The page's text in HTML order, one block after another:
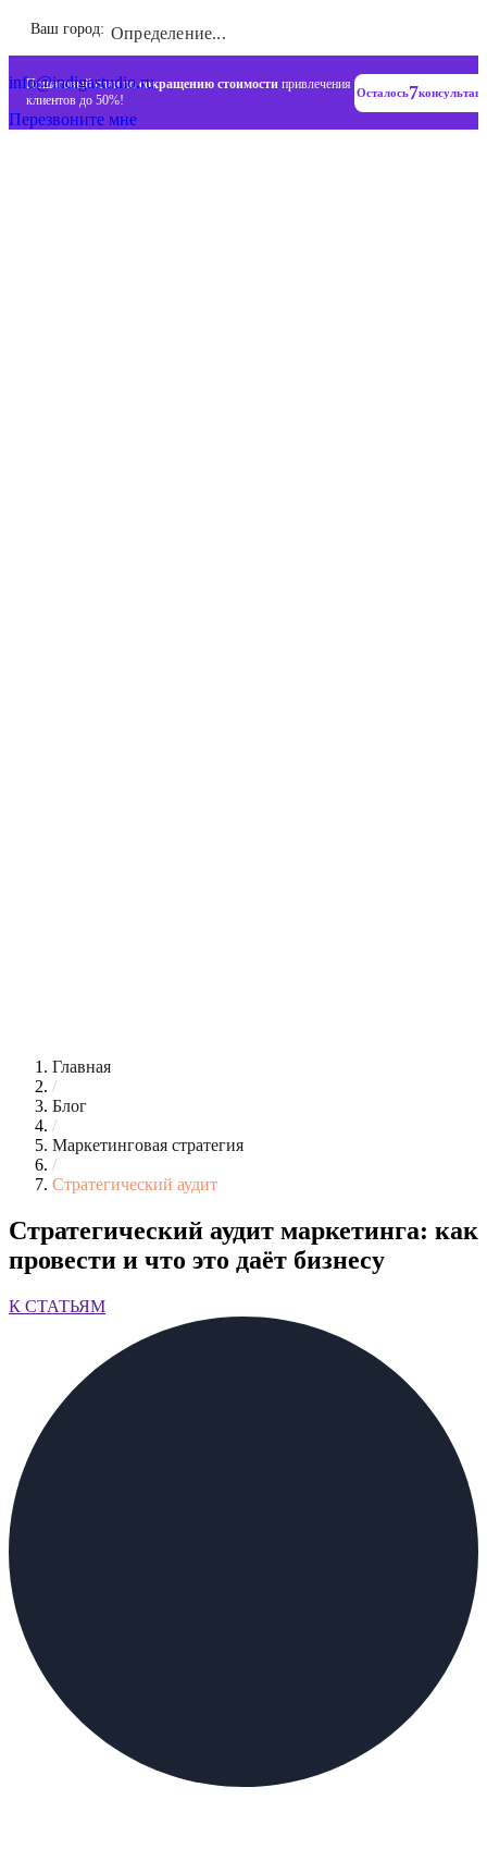
Ваш город: Определение...
Пошаговый план посокращению стоимости привлечения
клиентов до 50%!
Осталось7
+7 (993) 477-18-57
info@indigastudio.ru
Перезвоните мне
Главная
/
Блог
/
Маркетинговая стратегия
/
Стратегический аудит
Стратегический аудит маркетинга: как
провести и что это даёт бизнесу
К СТАТЬЯМ